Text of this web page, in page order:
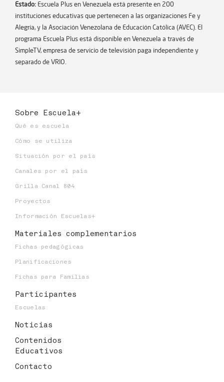
Estado: Escuela Plus en Venezuela está presente en 200
instituciones educativas que pertenecen a las organizaciones Fe y
Alegría, y la Asociación Venezolana de Educación Católica (AVEC). El
programa Escuela Plus está disponible en Venezuela a través de
SimpleTV, empresa de servicio de televisión paga independiente y
separado de VRIO.
Sobre Escuela+
Qué es escuela
Cómo se utiliza
Situación por el país
Canales por el país
Grilla Canal 804
Proyectos
Información Escuelas+
Materiales complementarios
Fichas pedagógicas
Planificaciones
Fichas para Familias
Participantes
Escuelas
Noticias
Contenidos
Educativos
Contacto